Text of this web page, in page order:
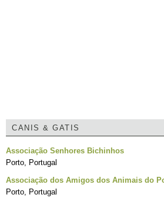
CANIS & GATIS
Associação Senhores Bichinhos
Porto, Portugal
Associação dos Amigos dos Animais do
Porto, Portugal